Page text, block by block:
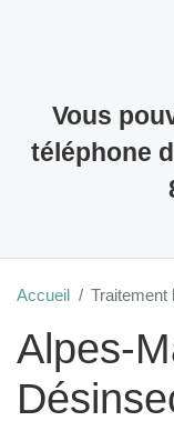
Vous
téléphone
Accueil Traitement
Alpes-